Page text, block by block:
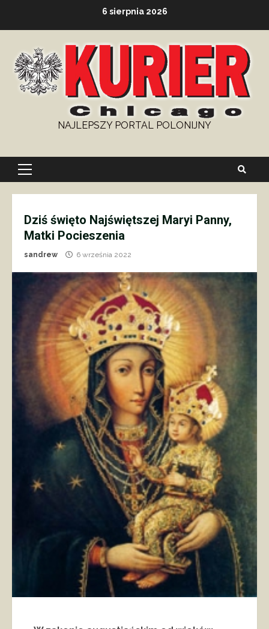
6 sierpnia 2026
NAJLEPSZY PORTAL POLONIJNY
Primary
Dziś święto Najświętszej Maryi Panny,
Matki Pocieszenia
sandrew 6 września 2022